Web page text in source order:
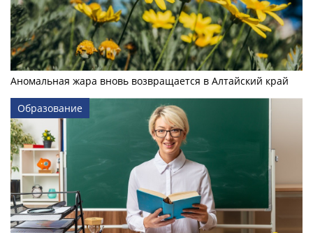
Аномальная жара вновь возвращается в Алтайский край
Образование